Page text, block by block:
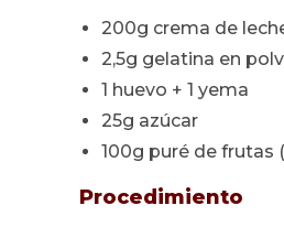
200g crema de
2,5g gelatina en
1 huevo + 1 yema
25g azúcar
100g puré de frutas
Procedimiento